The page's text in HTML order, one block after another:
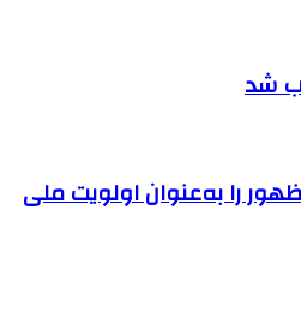
را به‌عنوان اولویت ملی